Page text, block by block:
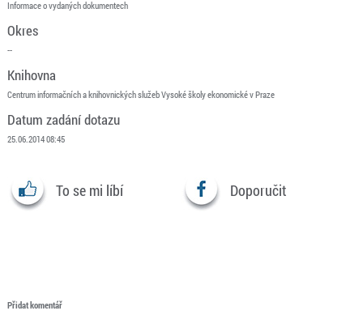
Informace o vydaných dokumentech
Okres
--
Knihovna
Centrum informačních a knihovnických služeb Vysoké školy ekonomické v Praze
Datum zadání dotazu
25.06.2014 08:45
To se mi líbí Doporučit
Přidat komentář